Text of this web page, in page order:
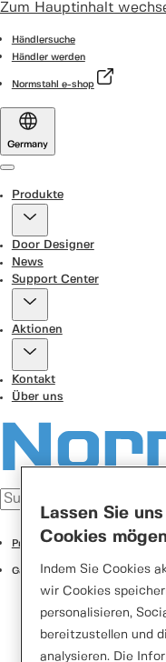
Zum Hauptinhalt
Händlersuche
Händler werden
Normstahl e-shop
Germany
Produkte
Door Designer
News
Support Center
Aktionen
Kontakt
Über uns
Produkte
Garagentore
Lassen Sie
Cookies
Indem Sie Cookies
wir Cookies
personalisieren,
bereitzustellen und
analysieren. Die